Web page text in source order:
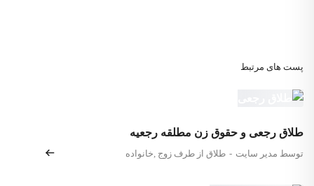
پست های مرتبط
طلاق رجعی و حقوق زن مطلقه رجعیه
توسط مدیر سایت - خانواده طلاق از طرف زوج